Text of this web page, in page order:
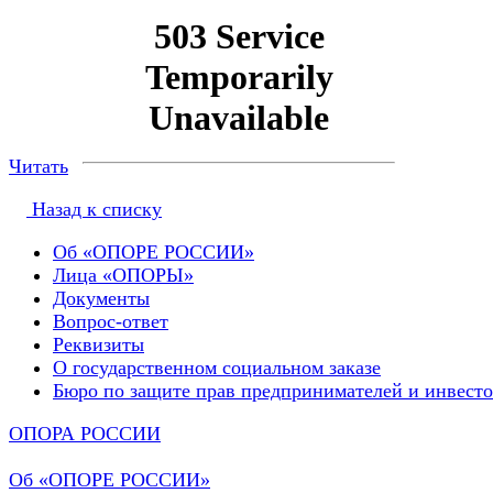
Читать
Назад к списку
Об «ОПОРЕ РОССИИ»
Лица «ОПОРЫ»
Документы
Вопрос-ответ
Реквизиты
О государственном социальном заказе
Бюро по защите прав предпринимателей и
ОПОРА РОССИИ
Об «ОПОРЕ РОССИИ»